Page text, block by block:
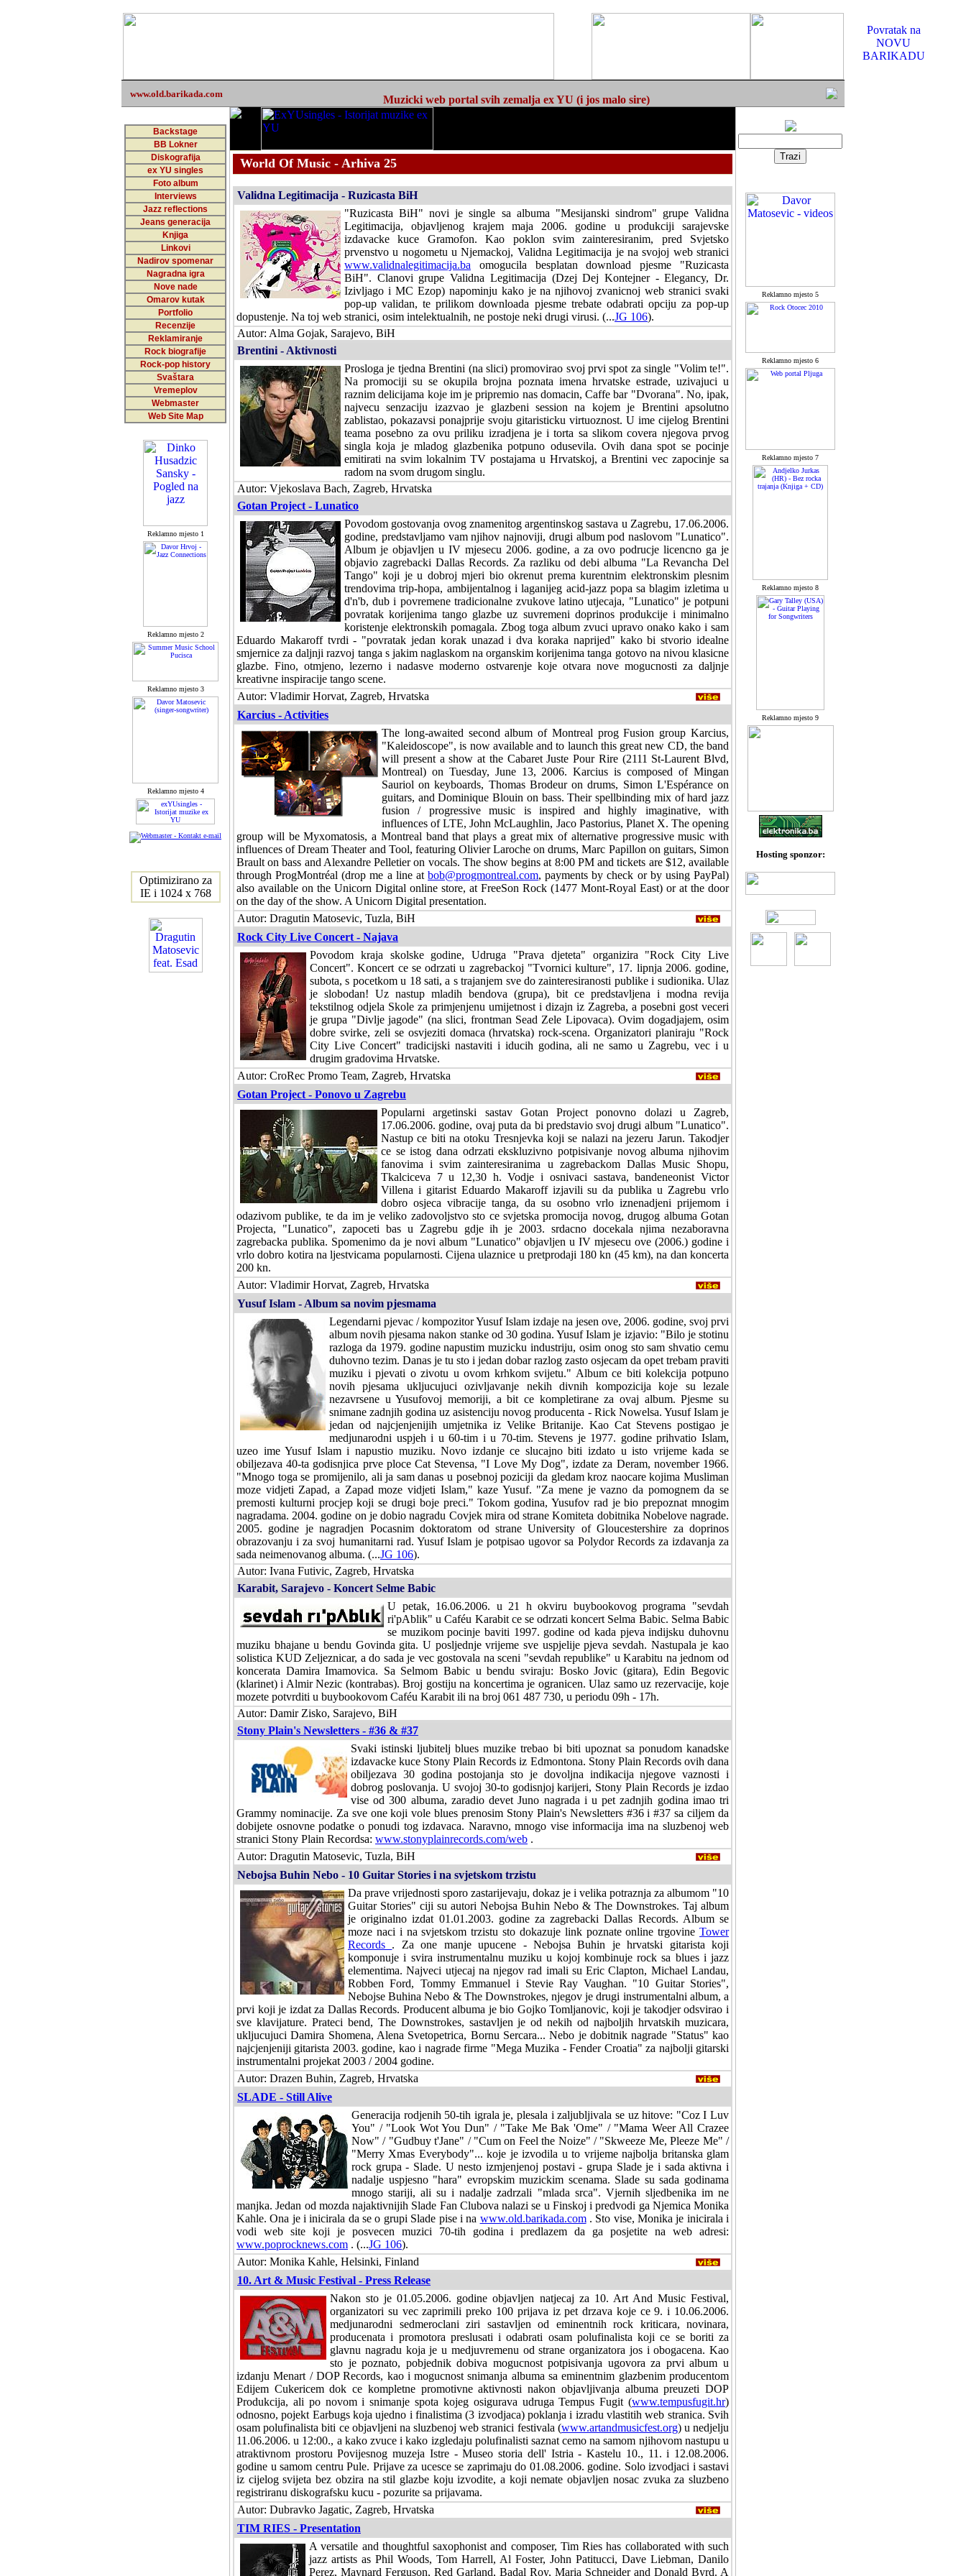
Povratak na
NOVU
BARIKADU
www.old.barikada.com Muzicki web portal svih zemalja ex YU (i jos malo sire)
Backstage
BB Lokner
Diskografija
ex YU singles
Foto album
Interviews
Jazz reflections
Jeans generacija
Knjiga
Linkovi
Nadirov spomenar
Nagradna igra
Nove nade
Omarov kutak
Portfolio
Recenzije
Reklamiranje
Rock biografije
Rock-pop history
Svaštara
Vremeplov
Webmaster
Web Site Map
Reklamno mjesto 1
Reklamno mjesto 2
Reklamno mjesto 3
Reklamno mjesto 4
Optimizirano za
IE i 1024 x 768
World Of Music - Arhiva 25
Validna Legitimacija - Ruzicasta BiH
"Ruzicasta BiH" novi je single sa albuma "Mesijanski sindrom" grupe Validna
Legitimacija, objavljenog krajem maja 2006. godine u produkciji sarajevske
izdavacke kuce Gramofon. Kao poklon svim zainteresiranim, pred Svjetsko
prvenstvo u nogometu u Njemackoj, Validna Legitimacija je na svojoj web stranici
www.validnalegitimacija.ba omogucila besplatan download pjesme "Ruzicasta
BiH". Clanovi grupe Validna Legitimacija (Dzej Dej Kontejner - Elegancy, Dr.
Izivljago i MC Ezop) napominju kako je na njihovoj zvanicnoj web stranici svaki
pop-up validan, te prilikom downloada pjesme trebate odabrati opciju za pop-up
dopustenje. Na toj web stranici, osim intelektualnih, ne postoje neki drugi virusi. (...JG 106).
Autor: Alma Gojak, Sarajevo, BiH
Brentini - Aktivnosti
Prosloga je tjedna Brentini (na slici) promovirao svoj prvi spot za single "Volim te!".
Na promociji su se okupila brojna poznata imena hrvatske estrade, uzivajuci u
raznim delicijama koje im je pripremio nas domacin, Caffe bar "Dvorana". No, ipak,
najvecu senzaciju izazvao je glazbeni session na kojem je Brentini apsolutno
zablistao, pokazavsi ponajprije svoju gitaristicku virtuoznost. U ime cijelog Brentini
teama posebno za ovu priliku izradjena je i torta sa slikom covera njegova prvog
singla koja je mladog glazbenika potpuno odusevila. Ovih dana spot se pocinje
emitirati na svim lokalnim TV postajama u Hrvatskoj, a Brentini vec zapocinje sa
radom na svom drugom singlu.
Autor: Vjekoslava Bach, Zagreb, Hrvatska
Gotan Project - Lunatico
Povodom gostovanja ovog znamenitog argentinskog sastava u Zagrebu, 17.06.2006.
godine, predstavljamo vam njihov najnoviji, drugi album pod naslovom "Lunatico".
Album je objavljen u IV mjesecu 2006. godine, a za ovo podrucje licencno ga je
objavio zagrebacki Dallas Records. Za razliku od debi albuma "La Revancha Del
Tango" koji je u dobroj mjeri bio okrenut prema kurentnim elektronskim plesnim
trendovima trip-hopa, ambijentalnog i laganijeg acid-jazz popa sa blagim izletima u
d'n'b, dub i povremene tradicionalne zvukove latino utjecaja, "Lunatico" je potpuni
povratak korijenima tango glazbe uz suvremeni doprinos produkcije i minimalno
koristenje elektronskih pomagala. Zbog toga album zvuci upravo onako kako i sam
Eduardo Makaroff tvrdi - "povratak jedan korak unazad i dva koraka naprijed" kako bi stvorio idealne
smjernice za daljnji razvoj tanga s jakim naglaskom na organskim korijenima tanga gotovo na nivou klasicne
glazbe. Fino, otmjeno, lezerno i nadasve moderno ostvarenje koje otvara nove mogucnosti za daljnje
kreativne inspiracije tango scene.
Autor: Vladimir Horvat, Zagreb, Hrvatska
Karcius - Activities
The long-awaited second album of Montreal prog Fusion group Karcius,
"Kaleidoscope", is now available and to launch this great new CD, the band
will present a show at the Cabaret Juste Pour Rire (2111 St-Laurent Blvd,
Montreal) on Tuesday, June 13, 2006. Karcius is composed of Mingan
Sauriol on keyboards, Thomas Brodeur on drums, Simon L'Espérance on
guitars, and Dominique Blouin on bass. Their spellbinding mix of hard jazz
fusion / progressive music is inspired and highly imaginative, with
influences of LTE, John McLaughlin, Jaco Pastorius, Planet X. The opening
group will be Myxomatosis, a Montreal band that plays a great mix of alternative progressive music with
influences of Dream Theater and Tool, featuring Olivier Laroche on drums, Marc Papillon on guitars, Simon
Brault on bass and Alexandre Pelletier on vocals. The show begins at 8:00 PM and tickets are $12, available
through ProgMontréal (drop me a line at bob@progmontreal.com, payments by check or by using PayPal)
also available on the Unicorn Digital online store, at FreeSon Rock (1477 Mont-Royal East) or at the door
on the day of the show. A Unicorn Digital presentation.
Autor: Dragutin Matosevic, Tuzla, BiH
Rock City Live Concert - Najava
Povodom kraja skolske godine, Udruga "Prava djeteta" organizira "Rock City Live
Concert". Koncert ce se odrzati u zagrebackoj "Tvornici kulture", 17. lipnja 2006. godine,
subota, s pocetkom u 18 sati, a s trajanjem sve do zainteresiranosti publike i sudionika. Ulaz
je slobodan! Uz nastup mladih bendova (grupa), bit ce predstavljena i modna revija
tekstilnog odjela Skole za primjenjenu umijetnost i dizajn iz Zagreba, a posebni gost veceri
je grupa "Divlje jagode" (na slici, frontman Sead Zele Lipovaca). Ovim dogadjajem, osim
dobre svirke, zeli se osvjeziti domaca (hrvatska) rock-scena. Organizatori planiraju "Rock
City Live Concert" tradicijski nastaviti i iducih godina, ali ne samo u Zagrebu, vec i u
drugim gradovima Hrvatske.
Autor: CroRec Promo Team, Zagreb, Hrvatska
Gotan Project - Ponovo u Zagrebu
Popularni argetinski sastav Gotan Project ponovno dolazi u Zagreb,
17.06.2006. godine, ovaj puta da bi predstavio svoj drugi album "Lunatico".
Nastup ce biti na otoku Tresnjevka koji se nalazi na jezeru Jarun. Takodjer
ce se istog dana odrzati ekskluzivno potpisivanje novog albuma njihovim
fanovima i svim zainteresiranima u zagrebackom Dallas Music Shopu,
Tkalciceva 7 u 12,30 h. Vodje i osnivaci sastava, bandeneonist Victor
Villena i gitarist Eduardo Makaroff izjavili su da publika u Zagrebu vrlo
dobro osjeca vibracije tanga, da su osobno vrlo iznenadjeni prijemom i
odazivom publike, te da im je veliko zadovoljstvo sto ce svjetska promocija novog, drugog albuma Gotan
Projecta, "Lunatico", zapoceti bas u Zagrebu gdje ih je 2003. srdacno docekala njima nezaboravna
zagrebacka publika. Spomenimo da je novi album "Lunatico" objavljen u IV mjesecu ove (2006.) godine i
vrlo dobro kotira na ljestvicama popularnosti. Cijena ulaznice u pretprodaji 180 kn (45 km), na dan koncerta
200 kn.
Autor: Vladimir Horvat, Zagreb, Hrvatska
Yusuf Islam - Album sa novim pjesmama
Legendarni pjevac / kompozitor Yusuf Islam izdaje na jesen ove, 2006. godine, svoj prvi
album novih pjesama nakon stanke od 30 godina. Yusuf Islam je izjavio: "Bilo je stotinu
razloga da 1979. godine napustim muzicku industriju, osim onog sto sam shvatio cemu
duhovno tezim. Danas je tu sto i jedan dobar razlog zasto osjecam da opet trebam praviti
muziku i pjevati o zivotu u ovom krhkom svijetu." Album ce biti kolekcija potpuno
novih pjesama ukljucujuci ozivljavanje nekih divnih kompozicija koje su lezale
nezavrsene u Yusufovoj memoriji, a bit ce kompletirane za ovaj album. Pjesme su
snimane zadnjih godina uz asistenciju novog producenta - Rick Nowelsa. Yusuf Islam je
jedan od najcjenjenijih umjetnika iz Velike Britanije. Kao Cat Stevens postigao je
medjunarodni uspjeh i u 60-tim i u 70-tim. Stevens je 1977. godine prihvatio Islam,
uzeo ime Yusuf Islam i napustio muziku. Novo izdanje ce slucajno biti izdato u isto vrijeme kada se
obiljezava 40-ta godisnjica prve ploce Cat Stevensa, "I Love My Dog", izdate za Deram, november 1966.
"Mnogo toga se promijenilo, ali ja sam danas u posebnoj poziciji da gledam kroz naocare kojima Musliman
moze vidjeti Zapad, a Zapad moze vidjeti Islam," kaze Yusuf. "Za mene je vazno da pomognem da se
premosti kulturni procjep koji se drugi boje preci." Tokom godina, Yusufov rad je bio prepoznat mnogim
nagradama. 2004. godine on je dobio nagradu Covjek mira od strane Komiteta dobitnika Nobelove nagrade.
2005. godine je nagradjen Pocasnim doktoratom od strane University of Gloucestershire za doprinos
obrazovanju i za svoj humanitarni rad. Yusuf Islam je potpisao ugovor sa Polydor Records za izdavanja za
sada neimenovanog albuma. (...JG 106).
Autor: Ivana Futivic, Zagreb, Hrvatska
Karabit, Sarajevo - Koncert Selme Babic
U petak, 16.06.2006. u 21 h okviru buybookovog programa "sevdah
ri'pAblik" u Caféu Karabit ce se odrzati koncert Selma Babic. Selma Babic
se muzikom pocinje baviti 1997. godine od kada pjeva indijsku duhovnu
muziku bhajane u bendu Govinda gita. U posljednje vrijeme sve uspjelije pjeva sevdah. Nastupala je kao
solistica KUD Zeljeznicar, a do sada je vec gostovala na sceni "sevdah republike" u Karabitu na jednom od
koncerata Damira Imamovica. Sa Selmom Babic u bendu sviraju: Bosko Jovic (gitara), Edin Begovic
(klarinet) i Almir Nezic (kontrabas). Broj gostiju na koncertima je ogranicen. Ulaz samo uz rezervacije, koje
mozete potvrditi u buybookovom Caféu Karabit ili na broj 061 487 730, u periodu 09h - 17h.
Autor: Damir Zisko, Sarajevo, BiH
Stony Plain's Newsletters - #36 & #37
Svaki istinski ljubitelj blues muzike trebao bi biti upoznat sa ponudom kanadske
izdavacke kuce Stony Plain Records iz Edmontona. Stony Plain Records ovih dana
obiljezava 30 godina postojanja sto je dovoljna indikacija njegove vaznosti i
dobrog poslovanja. U svojoj 30-to godisnjoj karijeri, Stony Plain Records je izdao
vise od 300 albuma, zaradio devet Juno nagrada i u pet zadnjih godina imao tri
Grammy nominacije. Za sve one koji vole blues prenosim Stony Plain's Newsletters #36 i #37 sa ciljem da
dobijete osnovne podatke o ponudi tog izdavaca. Naravno, mnogo vise informacija ima na sluzbenoj web
stranici Stony Plain Recordsa: www.stonyplainrecords.com/web .
Autor: Dragutin Matosevic, Tuzla, BiH
Nebojsa Buhin Nebo - 10 Guitar Stories i na svjetskom trzistu
Da prave vrijednosti sporo zastarijevaju, dokaz je i velika potraznja za albumom "10
Guitar Stories" ciji su autori Nebojsa Buhin Nebo & The Downstrokes. Taj album
je originalno izdat 01.01.2003. godine za zagrebacki Dallas Records. Album se
moze naci i na svjetskom trzistu sto dokazuje link poznate online trgovine Tower
Records . Za one manje upucene - Nebojsa Buhin je hrvatski gitarista koji
komponuje i svira instrumentalnu muziku u kojoj kombinuje rock sa blues i jazz
elementima. Najveci utjecaj na njegov rad imali su Eric Clapton, Michael Landau,
Robben Ford, Tommy Emmanuel i Stevie Ray Vaughan. "10 Guitar Stories",
Nebojse Buhina Nebo & The Downstrokes, njegov je drugi instrumentalni album, a
prvi koji je izdat za Dallas Records. Producent albuma je bio Gojko Tomljanovic, koji je takodjer odsvirao i
sve klavijature. Prateci bend, The Downstrokes, sastavljen je od nekih od najboljih hrvatskih muzicara,
ukljucujuci Damira Shomena, Alena Svetopetrica, Bornu Sercara... Nebo je dobitnik nagrade "Status" kao
najcjenjeniji gitarista 2003. godine, kao i nagrade firme "Mega Muzika - Fender Croatia" za najbolji gitarski
instrumentalni projekat 2003 / 2004 godine.
Autor: Drazen Buhin, Zagreb, Hrvatska
SLADE - Still Alive
Generacija rodjenih 50-tih igrala je, plesala i zaljubljivala se uz hitove: "Coz I Luv
You" / "Look Wot You Dun" / "Take Me Bak 'Ome" / "Mama Weer All Crazee
Now" / "Gudbuy t'Jane" / "Cum on Feel the Noize" / "Skweeze Me, Pleeze Me" /
"Merry Xmas Everybody"... koje je izvodila u to vrijeme najbolja britanska glam
rock grupa - Slade. U nesto izmjenjenoj postavi - grupa Slade je i sada aktivna i
nadalje uspjesno "hara" evropskim muzickim scenama. Slade su sada godinama
mnogo stariji, ali su i nadalje zadrzali "mlada srca". Vjernih sljedbenika im ne
manjka. Jedan od mozda najaktivnijih Slade Fan Clubova nalazi se u Finskoj i predvodi ga Njemica Monika
Kahle. Ona je i inicirala da se o grupi Slade pise i na www.old.barikada.com. Sto vise, Monika je inicirala i
vodi web site koji je posvecen muzici 70-tih godina i predlazem da ga posjetite na web adresi:
www.poprocknews.com . (...JG 106).
Autor: Monika Kahle, Helsinki, Finland
10. Art & Music Festival - Press Release
Nakon sto je 01.05.2006. godine objavljen natjecaj za 10. Art And Music Festival,
organizatori su vec zaprimili preko 100 prijava iz pet drzava koje ce 9. i 10.06.2006.
medjunarodni sedmeroclani ziri sastavljen od eminentnih rock kriticara, novinara,
producenata i promotora preslusati i odabrati osam polufinalista koji ce se boriti za
glavnu nagradu koja je u medjuvremenu od strane organizatora jos i obogacena. Kao
sto je poznato, pobjednik dobiva mogucnost potpisivanja ugovora za prvi album u
izdanju Menart / DOP Records, kao i mogucnost snimanja albuma sa eminentnim glazbenim producentom
Edijem Cukericem dok ce kompletne promotivne aktivnosti nakon objavljivanja albuma preuzeti DOP
Produkcija, ali po novom i snimanje spota kojeg osigurava udruga Tempus Fugit (www.tempusfugit.hr)
odnosno, pojekt Earbugs koja ujedno i finalistima (3 izvodjaca) poklanja i izradu vlastitih web stranica. Svih
osam polufinalista biti ce objavljeni na sluzbenoj web stranici festivala (www.artandmusicfest.org) u nedjelju
11.06.2006. u 12:00., a kako zvuce i kako izgledaju polufinalisti saznat cemo na samom njihovom nastupu u
atraktivnom prostoru Povijesnog muzeja Istre - Museo storia dell' Istria - Kastelu 10., 11. i 12.08.2006.
godine u samom centru Pule. Prijave za ucesce se zaprimaju do 01.08.2006. godine. Solo izvodjaci i sastavi
iz cijelog svijeta bez obzira na stil glazbe koju izvodite, a koji nemate objavljen nosac zvuka za sluzbeno
registriranu diskografsku kucu - pozurite sa prijavama.
Autor: Dubravko Jagatic, Zagreb, Hrvatska
TIM RIES - Presentation
A versatile and thoughtful saxophonist and composer, Tim Ries has collaborated with such
jazz artists as Phil Woods, Tom Harrell, Al Foster, John Patitucci, Dave Liebman, Danilo
Perez, Maynard Ferguson, Red Garland, Badal Roy, Maria Schneider and Donald Byrd. A
Reklamno mjesto 5
Reklamno mjesto 6
Reklamno mjesto 7
Reklamno mjesto 8
Reklamno mjesto 9
Hosting sponzor: